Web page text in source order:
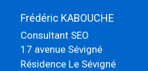
Frédéric KABOUCHE
Consultant SEO
17 avenue Sévigné
Résidence Le Sévigné